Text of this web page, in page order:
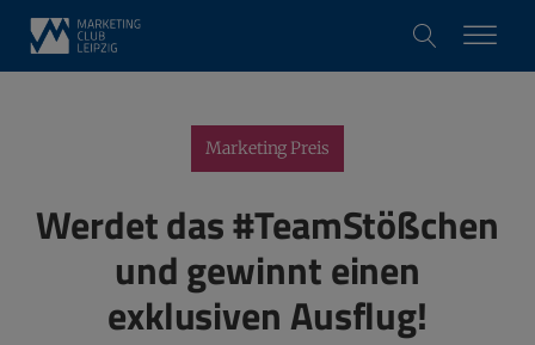
Marketing Preis
Werdet das #TeamStößchen
und gewinnt einen
exklusiven Ausflug!